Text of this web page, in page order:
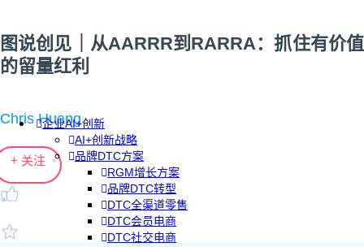
企业AI+创新
AI+创新战略
品牌DTC方案
RGM增长方案
品牌DTC转型
DTC全渠道零售
DTC会员电商
DTC社交电商
图说创见｜从AARRR到RARRA：抓住有价值
的留量红利
Chris Huang
+ 关注